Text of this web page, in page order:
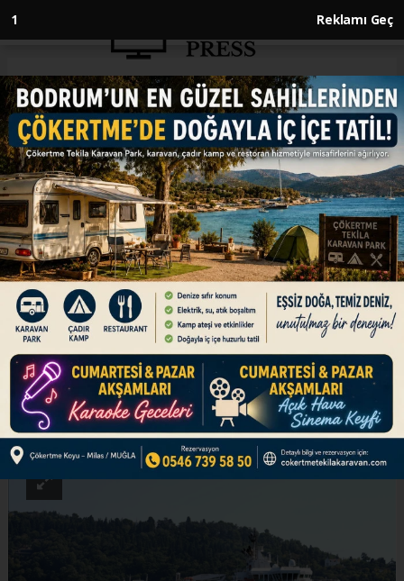
1 Reklamı Geç
Anasayfa GÜNDEM
Oruç Reis Sismik Araştırma
Gemisi, ilk kıtalar arası görevini
tamamladı
GÜNDEM
12.06.2025 - 12:55, Güncelleme: 12.06.2025 - 12:55
Türk mühendisler tarafından inşa edilen Oruç
Reis Sismik Araştırma Gemisi, ilk kıtalar arası
görevini tamamladı.
ABONE OL